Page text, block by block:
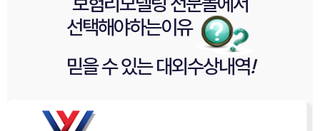
선택해야하는이유
믿을 수 있는대외수상내역!